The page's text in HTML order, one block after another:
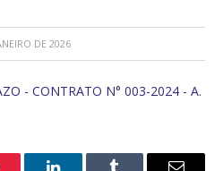
DE 2026
- CONTRATO N° 003-2024 - A.